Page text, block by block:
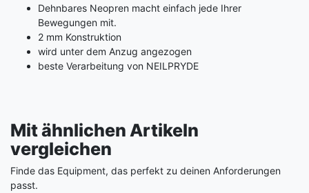
Dehnbares Neopren macht einfach jede Ihrer
Bewegungen mit.
2 mm Konstruktion
wird unter dem Anzug angezogen
beste Verarbeitung von NEILPRYDE
Mit ähnlichen Artikeln
vergleichen
Finde das Equipment, das perfekt zu deinen Anforderungen
passt.